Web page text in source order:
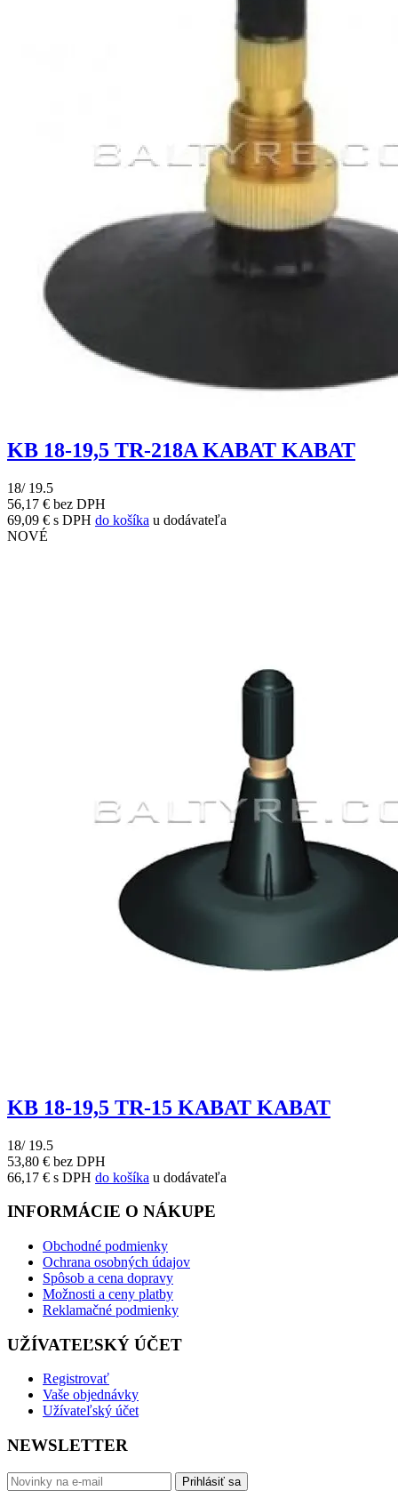
KB 18-19,5 TR-218A KABAT KABAT
18/ 19.5
56,17 € bez DPH
69,09 € s DPH do košíka u dodávateľa
NOVÉ
KB 18-19,5 TR-15 KABAT KABAT
18/ 19.5
53,80 € bez DPH
66,17 € s DPH do košíka u dodávateľa
INFORMÁCIE O NÁKUPE
Obchodné podmienky
Ochrana osobných údajov
Spôsob a cena dopravy
Možnosti a ceny platby
Reklamačné podmienky
UŽÍVATEĽSKÝ ÚČET
Registrovať
Vaše objednávky
Užívateľský účet
NEWSLETTER
Prihlásiť sa